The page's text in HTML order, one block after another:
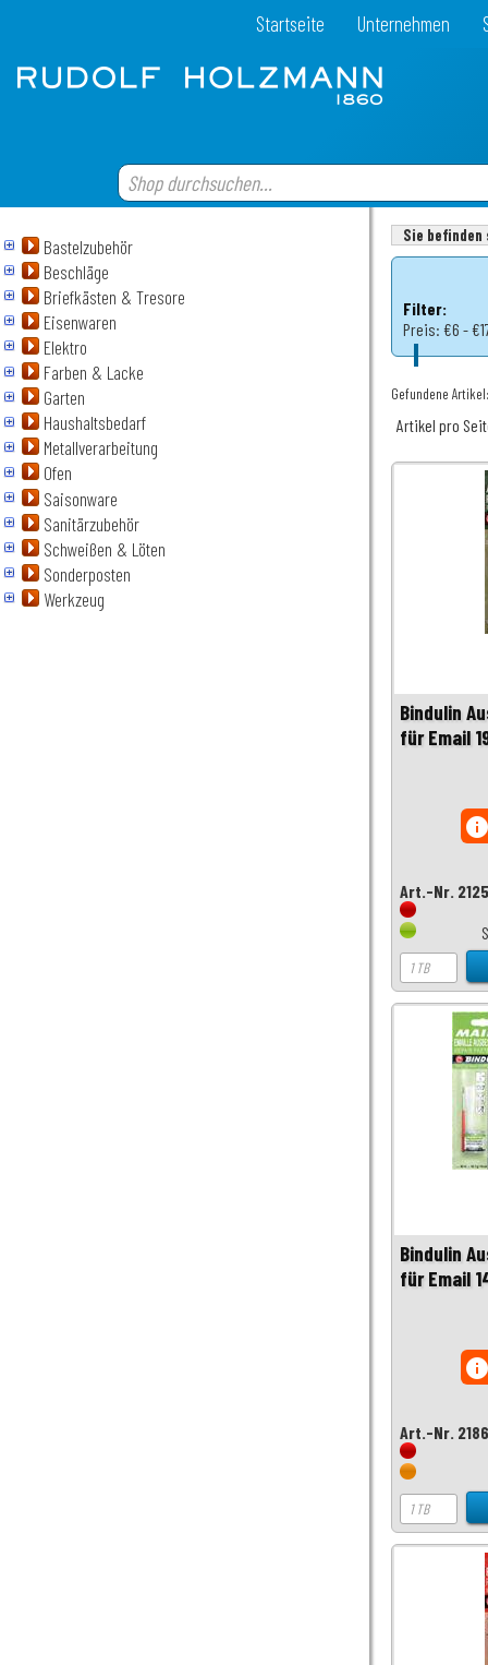
Startseite Unternehmen
Bastelzubehör
Beschläge
Briefkästen & Tresore
Eisenwaren
Elektro
Farben & Lacke
Garten
Haushaltsbedarf
Metallverarbeitung
Ofen
Saisonware
Sanitärzubehör
Schweißen & Löten
Sonderposten
Werkzeug
Sie
Filter:
Preis: €6 -
Gefundene
Artikel pro
Bindulin
für Email
Art.-Nr.
Bindulin
für Email
Art.-Nr.